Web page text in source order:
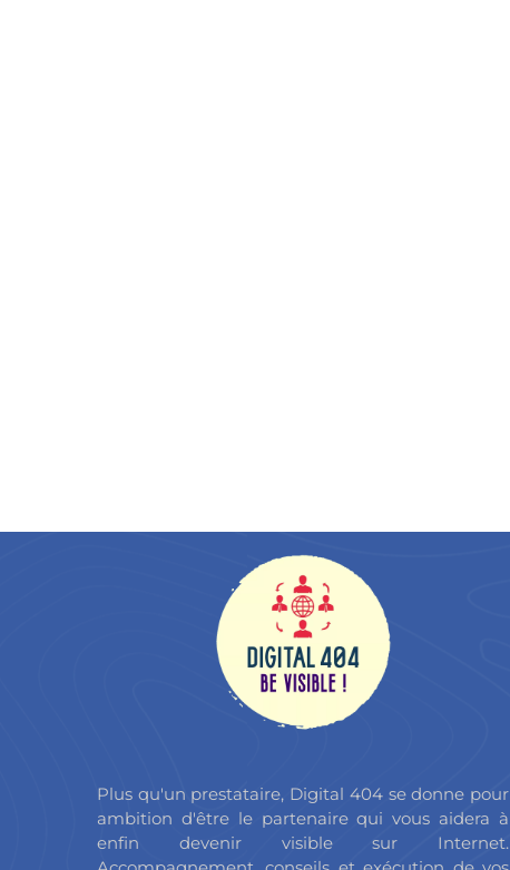
Plus qu'un prestataire, Digital 404 se donne pour
ambition d'être le partenaire qui vous aidera à
enfin devenir visible sur Internet.